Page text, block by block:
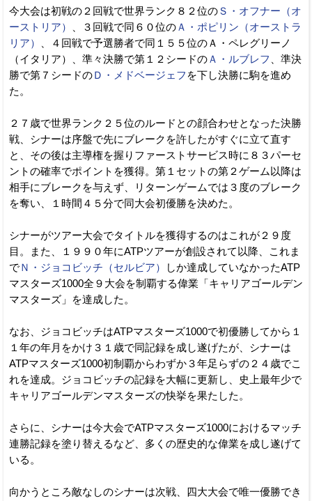
今大会は初戦の２回戦で世界ランク８２位のＳ・オフナー（オ
ーストリア）
、３回戦で同６０位のＡ・ポピリン（オーストラ
リア）
、４回戦で予選勝者で同１５５位のＡ・ペレグリーノ
（イタリア）、準々決勝で第１２シードのＡ・ルブレフ
、準決
勝で第７シードのＤ・メドベージェフ を下し決勝に駒を進め
た。
２７歳で世界ランク２５位のルードとの顔合わせとなった決勝
戦、シナーは序盤で先にブレークを許したがすぐに立て直す
と、その後は主導権を握りファーストサービス時に８３パーセ
ントの確率でポイントを獲得。第１セットの第２ゲーム以降は
相手にブレークを与えず、リターンゲームでは３度のブレーク
を奪い、１時間４５分で同大会初優勝を決めた。
シナーがツアー大会でタイトルを獲得するのはこれが２９度
目。また、１９９０年にATPツアーが創設されて以降、これま
でＮ・ジョコビッチ（セルビア）
しか達成していなかったATP
マスターズ1000全９大会を制覇する偉業「キャリアゴールデン
マスターズ」を達成した。
なお、ジョコビッチはATPマスターズ1000で初優勝してから１
１年の年月をかけ３１歳で同記録を成し遂げたが、シナーは
ATPマスターズ1000初制覇からわずか３年足らずの２４歳でこ
れを達成。ジョコビッチの記録を大幅に更新し、史上最年少で
キャリアゴールデンマスターズの快挙を果たした。
さらに、シナーは今大会でATPマスターズ1000におけるマッチ
連勝記録を塗り替えるなど、多くの歴史的な偉業を成し遂げて
いる。
向かうところ敵なしのシナーは次戦、四大大会で唯一優勝でき